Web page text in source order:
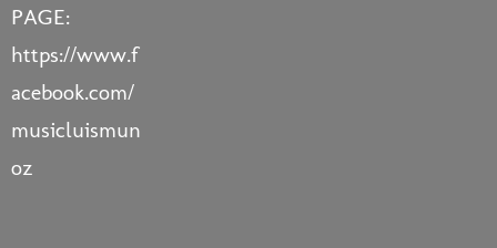
PAGE:
https://www.f
acebook.com/
musicluismun
oz